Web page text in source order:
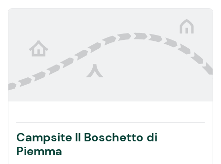
Campsite Il Boschetto di
Piemma